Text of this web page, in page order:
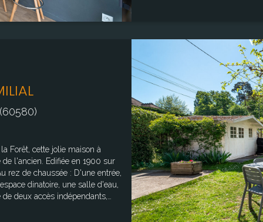
l'extérieur, une
d'aménagement selon vos envies. Une cave ainsi qu'un
arboré de 459 m²
l'ancien et le confort contemporain. Surface totale Sol :
dite "loi Carrez" : 123.70 m² Surface totale
sur les risques
Forêt, cette jolie maison à
l'ancien. Edifiée en 1900 sur
rez de chaussée : D'une entrée,
dinatoire, une salle d'eau,
deux accès indépendants,